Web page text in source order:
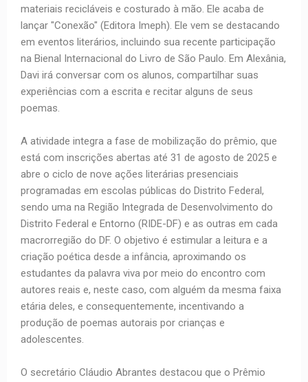
materiais recicláveis e costurado à mão. Ele acaba de
lançar "Conexão" (Editora Imeph). Ele vem se destacando
em eventos literários, incluindo sua recente participação
na Bienal Internacional do Livro de São Paulo. Em Alexânia,
Davi irá conversar com os alunos, compartilhar suas
experiências com a escrita e recitar alguns de seus
poemas.
A atividade integra a fase de mobilização do prêmio, que
está com inscrições abertas até 31 de agosto de 2025 e
abre o ciclo de nove ações literárias presenciais
programadas em escolas públicas do Distrito Federal,
sendo uma na Região Integrada de Desenvolvimento do
Distrito Federal e Entorno (RIDE-DF) e as outras em cada
macrorregião do DF. O objetivo é estimular a leitura e a
criação poética desde a infância, aproximando os
estudantes da palavra viva por meio do encontro com
autores reais e, neste caso, com alguém da mesma faixa
etária deles, e consequentemente, incentivando a
produção de poemas autorais por crianças e
adolescentes.
O secretário Cláudio Abrantes destacou que o Prêmio